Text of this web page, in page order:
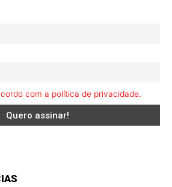
com a política de privacidade.